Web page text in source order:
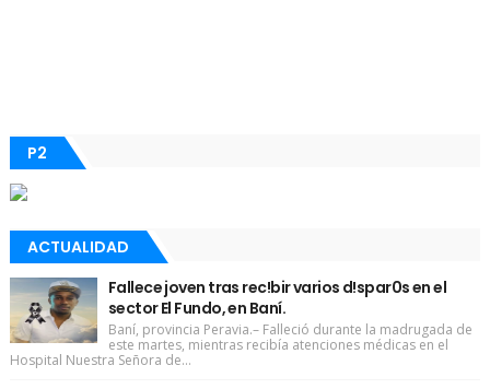
P2
ACTUALIDAD
Fallece joven tras rec!bir varios d!spar0s en el
sector El Fundo, en Baní.
Baní, provincia Peravia.– Falleció durante la madrugada de
este martes, mientras recibía atenciones médicas en el
Hospital Nuestra Señora de...